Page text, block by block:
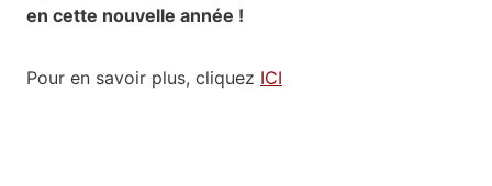
en cette nouvelle année !
Pour en savoir plus, cliquez ICI